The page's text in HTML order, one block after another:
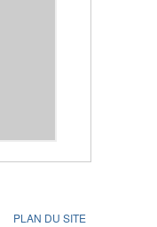
PLAN DU SITE